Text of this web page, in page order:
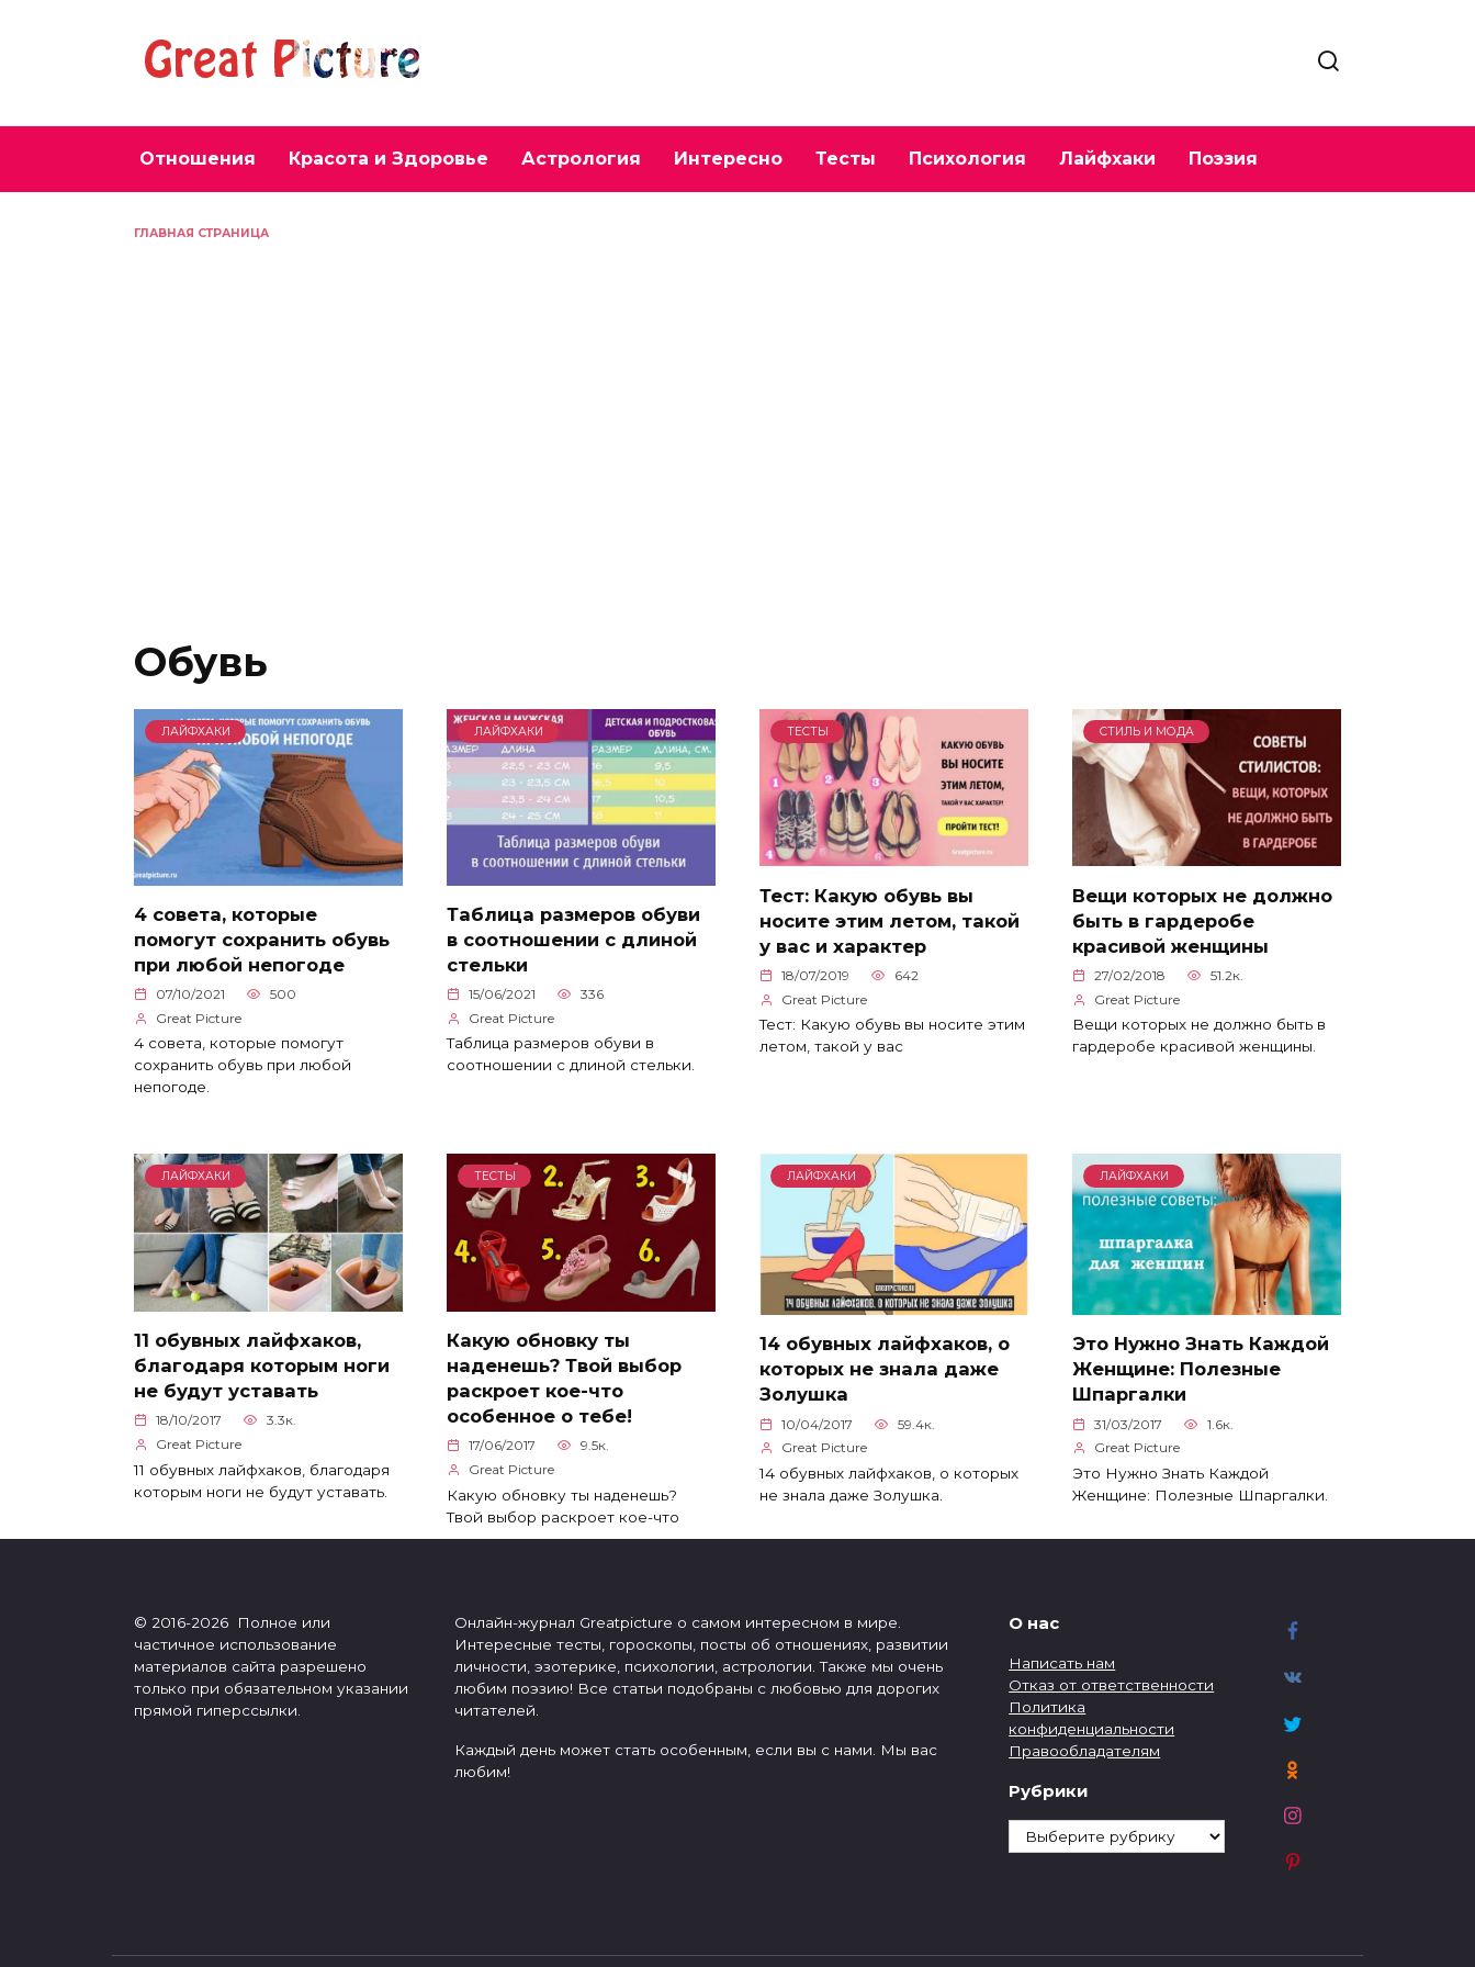
Отношения Красота и Здоровье Астрология Интересно Тесты Психология Лайфхаки Поэзия
ГЛАВНАЯ СТРАНИЦА
Обувь
ЛАЙФХАКИ
4 совета, которые
помогут сохранить обувь
при любой непогоде
07/10/2021
500
Great Picture
4 совета, которые помогут
сохранить обувь при любой
непогоде.
ЛАЙФХАКИ
Таблица размеров обуви
в соотношении с длиной
стельки
15/06/2021
336
Great Picture
Таблица размеров обуви в
соотношении с длиной стельки.
ТЕСТЫ
Тест: Какую обувь вы
носите этим летом, такой
у вас и характер
18/07/2019
642
Great Picture
Тест: Какую обувь вы носите этим
летом, такой у вас
СТИЛЬ И МОДА
Вещи которых не должно
быть в гардеробе
красивой женщины
27/02/2018
51.2к.
Great Picture
Вещи которых не должно быть в
гардеробе красивой женщины.
ЛАЙФХАКИ
11 обувных лайфхаков,
благодаря которым ноги
не будут уставать
18/10/2017
3.3к.
Great Picture
11 обувных лайфхаков, благодаря
которым ноги не будут уставать.
ТЕСТЫ
Какую обновку ты
наденешь? Твой выбор
раскроет кое-что
особенное о тебе!
17/06/2017
9.5к.
Great Picture
Какую обновку ты наденешь?
Твой выбор раскроет кое-что
ЛАЙФХАКИ
14 обувных лайфхаков, о
которых не знала даже
Золушка
10/04/2017
59.4к.
Great Picture
14 обувных лайфхаков, о которых
не знала даже Золушка.
ЛАЙФХАКИ
Это Нужно Знать Каждой
Женщине: Полезные
Шпаргалки
31/03/2017
1.6к.
Great Picture
Это Нужно Знать Каждой
Женщине: Полезные Шпаргалки.
© 2016-2026 Полное или
частичное использование
материалов сайта разрешено
только при обязательном указании
прямой гиперссылки.
Онлайн-журнал Greatpicture о самом интересном в мире.
Интересные тесты, гороскопы, посты об отношениях, развитии
личности, эзотерике, психологии, астрологии. Также мы очень
любим поэзию! Все статьи подобраны с любовью для дорогих
читателей.
Каждый день может стать особенным, если вы с нами. Мы вас
любим!
О нас
Написать нам
Отказ от ответственности
Политика
конфиденциальности
Правообладателям
Рубрики
Рубрики